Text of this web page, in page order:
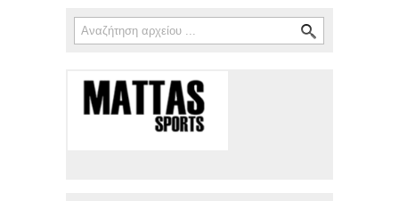
Φόρμα αναζήτησης
Αναζήτηση